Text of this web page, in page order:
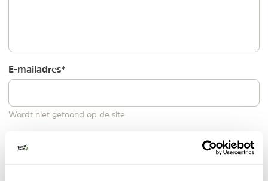
E-mailadres*
Wordt niet getoond op de site